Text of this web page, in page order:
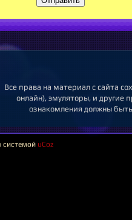
Все права на материал с сайта
онлайн), эмуляторы, и другие
ознакомления должны
системой uCoz